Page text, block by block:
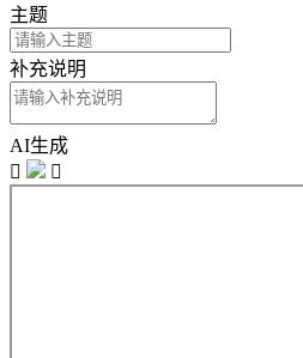
主题
补充说明
AI生成

